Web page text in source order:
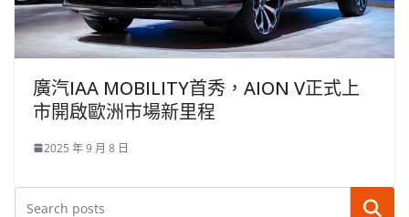
廣汽IAA MOBILITY首秀，AION V正式上
市開啟歐洲市場新里程
2025 年 9 月 8 日
搜尋